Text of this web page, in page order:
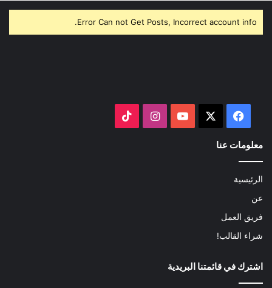
Error Can not Get Posts, Incorrect account info.
فيسبوك ‫YouTubeانستقرام
معلومات عنا
الرئيسية
عن
فريق العمل
شراء القالب!
اشترك في قائمتنا البريدية